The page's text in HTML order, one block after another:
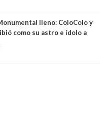
lleno: ColoColo y
como su astro e ídolo a